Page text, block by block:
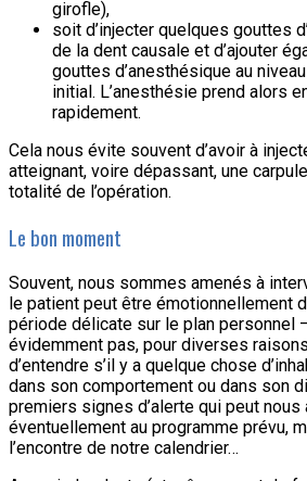
girofle),
soit d’injecter quelques gouttes
de la dent causale et d’ajouter
gouttes d’anesthésique au
initial. L’anesthésie prend alors
rapidement.
Cela nous évite souvent d’avoir à
atteignant, voire dépassant, une
totalité de l’opération.
Le bon moment
Souvent, nous sommes amenés à
le patient peut être émotionnellement
période délicate sur le plan personnel
évidemment pas, pour diverses
d’entendre s’il y a quelque chose
dans son comportement ou dans son
premiers signes d’alerte qui peut nous
éventuellement au programme prévu,
l’encontre de notre calendrier…